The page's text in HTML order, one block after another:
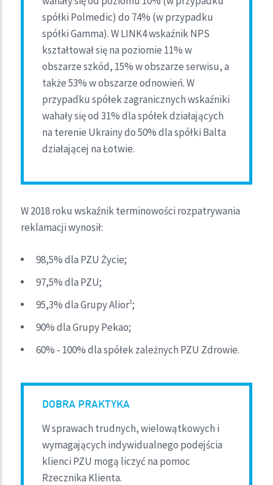
spółki Polmedic) do 74% (w przypadku
spółki Gamma). W LINK4 wskaźnik NPS
kształtował się na poziomie 11% w
obszarze szkód, 15% w obszarze serwisu, a
także 53% w obszarze odnowień. W
przypadku spółek zagranicznych wskaźniki
wahały się od 31% dla spółek działających
na terenie Ukrainy do 50% dla spółki Balta
działającej na Łotwie.
W 2018 roku wskaźnik terminowości rozpatrywania
reklamacji wynosił:
98,5% dla PZU Życie;
97,5% dla PZU;
95,3% dla Grupy Alior3;
90% dla Grupy Pekao;
60% - 100% dla spółek zależnych PZU Zdrowie.
DOBRA PRAKTYKA
W sprawach trudnych, wielowątkowych i
wymagających indywidualnego podejścia
klienci PZU mogą liczyć na pomoc
Rzecznika Klienta.